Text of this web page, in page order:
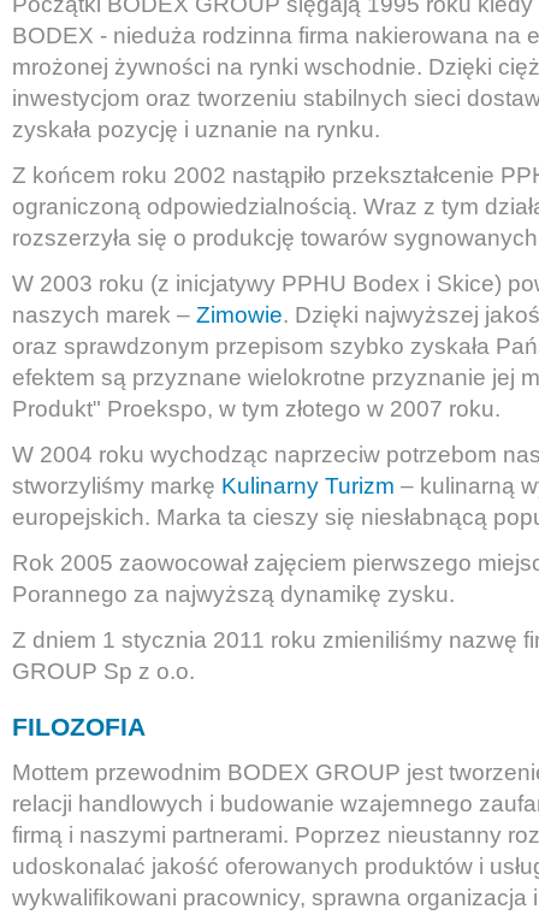
BODEX - nieduża rodzinna firma nakierowana na
mrożonej żywności na rynki wschodnie. Dzięki
inwestycjom oraz tworzeniu stabilnych sieci
zyskała pozycję i uznanie na rynku.
Z końcem roku 2002 nastąpiło przekształcenie
ograniczoną odpowiedzialnością. Wraz z tym
rozszerzyła się o produkcję towarów
W 2003 roku (z inicjatywy PPHU Bodex i Skice)
naszych marek – Zimowie. Dzięki najwyższej
oraz sprawdzonym przepisom szybko zyskała
efektem są przyznane wielokrotne przyznanie jej
Produkt" Proekspo, w tym złotego w 2007 roku.
W 2004 roku wychodząc naprzeciw potrzebom
stworzyliśmy markę Kulinarny Turizm – kulinarną
europejskich. Marka ta cieszy się niesłabnącą
Rok 2005 zaowocował zajęciem pierwszego
Porannego za najwyższą dynamikę zysku.
Z dniem 1 stycznia 2011 roku zmieniliśmy nazwę
GROUP Sp z o.o.
FILOZOFIA
Mottem przewodnim BODEX GROUP jest
relacji handlowych i budowanie wzajemnego
firmą i naszymi partnerami. Poprzez nieustanny
udoskonalać jakość oferowanych produktów i
wykwalifikowani pracownicy, sprawna organizacja